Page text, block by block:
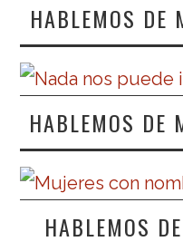
HABLEMOS DE
HABLEMOS DE
HABLEMOS